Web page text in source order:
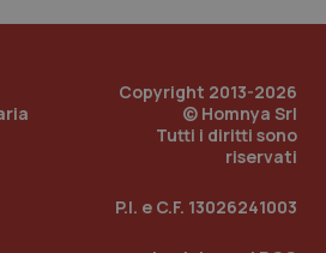
Copyright 2013-2026
© Homnya Srl
Tutti i diritti sono
riservati
P.I. e C.F. 13026241003
www.quotidianosanita.it